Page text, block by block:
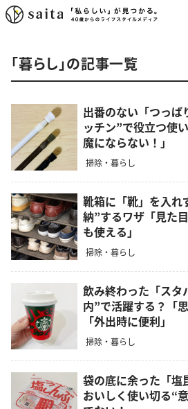
「暮らし」の記事一覧
出番のない「つっぱ
ッチン”で役立つ使
魔にならない！」
掃除・暮らし
靴箱に「靴」を入れ
納”するワザ「見た
も使える」
掃除・暮らし
飲み終わった「スタ
内”で活躍する？「
「外出時に便利」
掃除・暮らし
袋の底に余った「塩
おいしく使い切る“